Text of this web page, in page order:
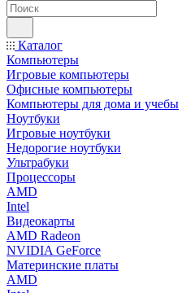
Каталог
Компьютеры
Игровые компьютеры
Офисные компьютеры
Компьютеры для дома и учебы
Ноутбуки
Игровые ноутбуки
Недорогие ноутбуки
Ультрабуки
Процессоры
AMD
Intel
Видеокарты
AMD Radeon
NVIDIA GeForce
Материнские платы
AMD